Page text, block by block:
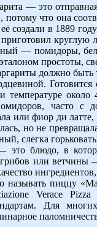
— это
что она
создали в 1889
— помидоры,
простоты,
должно быть
температуре
часто с
или фиор ди
но не
слегка
это блюдо, в
грибов или
называть пиццу
Verace
Для